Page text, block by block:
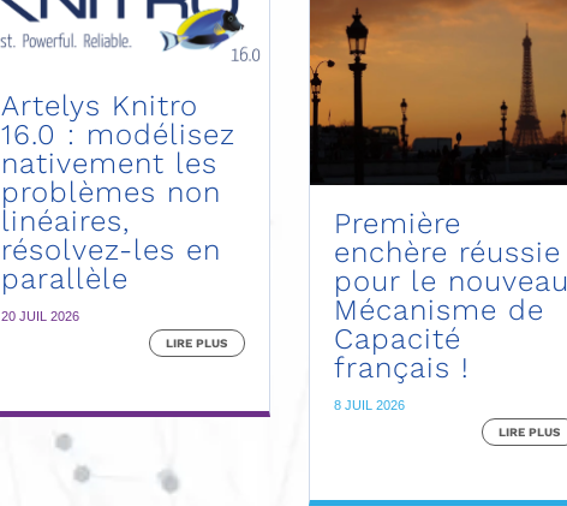
Artelys Knitro
16.0 : modélisez
nativement les
problèmes non
linéaires,
résolvez-les en
parallèle
20 JUIL 2026
LIRE PLUS
Première
enchère réussie
pour le nouveau
Mécanisme de
Capacité
français !
8 JUIL 2026
LIRE PLUS